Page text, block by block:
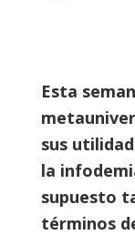
Esta
sus
la
supuesto
términos